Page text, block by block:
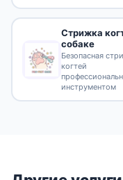
Стрижка
собаке
Безопасная
когтей
инструментом